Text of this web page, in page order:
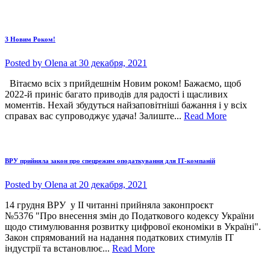
З Новим Роком!
Posted by Olena at 30 декабря, 2021
Вітаємо всіх з прийдешнім Новим роком! Бажаємо, щоб
2022-й приніс багато приводів для радості і щасливих
моментів. Нехай збудуться найзаповітніші бажання і у всіх
справах вас супроводжує удача! Залиште... Read More
ВРУ прийняла закон про спецрежим оподаткування для ІТ-компаній
Posted by Olena at 20 декабря, 2021
14 грудня ВРУ у ІІ читанні прийняла законпроєкт
№5376 "Про внесення змін до Податкового кодексу України
щодо стимулювання розвитку цифрової економіки в Україні".
Закон спрямований на надання податкових стимулів ІТ
індустрії та встановлює... Read More